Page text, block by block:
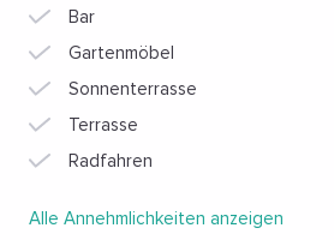
Bar
Gartenmöbel
Sonnenterrasse
Terrasse
Radfahren
Alle Annehmlichkeiten anzeigen